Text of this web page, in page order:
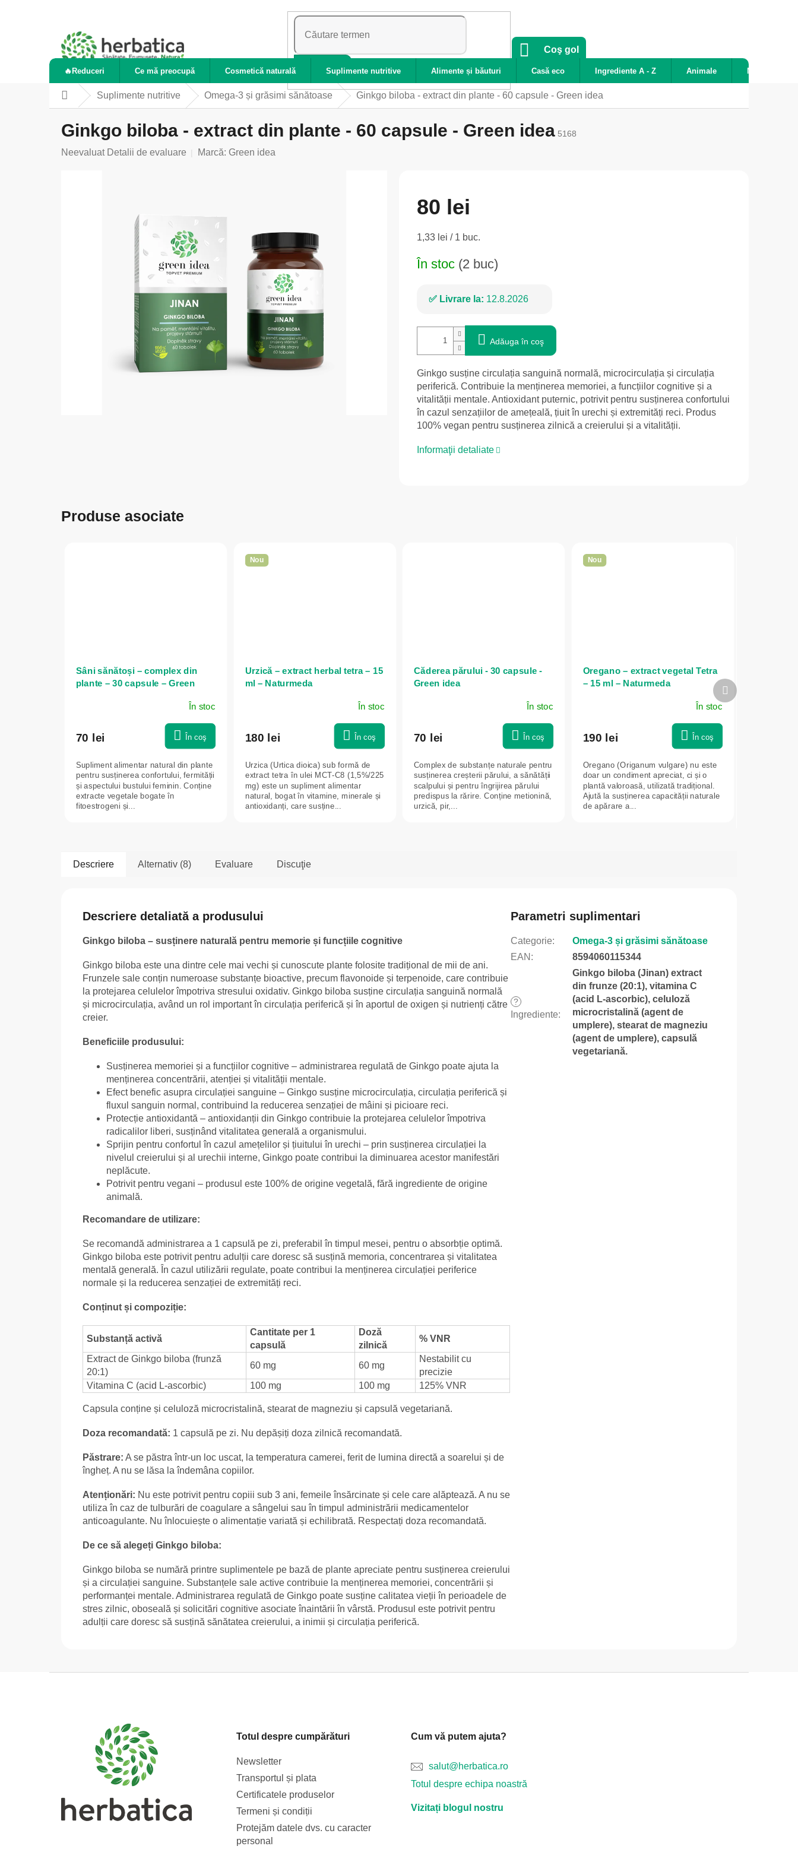
CĂUTARE
COŞ
CUMPĂRĂTURI
Coş gol
🔥Reduceri Ce mă preocupă Cosmetică naturală Suplimente nutritive Alimente și băuturi Casă eco Ingrediente A - Z Animale Noutăți
AcasăSuplimente nutritive Omega-3 și grăsimi sănătoase Ginkgo biloba - extract din plante - 60 capsule - Green idea
Ginkgo biloba - extract din plante - 60 capsule - Green idea 5168
Evaluarea
Neevaluat Detalii de evaluare Marcă: Green idea
80 lei
Evaluare
1,33 lei / 1 buc.
În stoc (2 buc)
Livrare la: 12.8.2026
Adăuga în coş
Ginkgo susține circulația sanguină normală, microcirculația și circulația
periferică. Contribuie la menținerea memoriei, a funcțiilor cognitive și a
vitalității mentale. Antioxidant puternic, potrivit pentru susținerea confortului
în cazul senzațiilor de amețeală, țiuit în urechi și extremități reci. Produs
100% vegan pentru susținerea zilnică a creierului și a vitalității.
Informaţii detaliate
Produse asociate
Sâni sănătoși – complex din
plante – 30 capsule – Green
În stoc
70 lei În coş
Supliment alimentar natural din plante
pentru susținerea confortului, fermității
și aspectului bustului feminin. Conține
extracte vegetale bogate în
fitoestrogeni și...
Nou
Urzică – extract herbal tetra – 15
ml – Naturmeda
În stoc
180 lei În coş
Urzica (Urtica dioica) sub formă de
extract tetra în ulei MCT-C8 (1,5%/225
mg) este un supliment alimentar
natural, bogat în vitamine, minerale și
antioxidanți, care susține...
Căderea părului - 30 capsule -
Green idea
În stoc
70 lei În coş
Complex de substanțe naturale pentru
susținerea creșterii părului, a sănătății
scalpului și pentru îngrijirea părului
predispus la rărire. Conține metionină,
urzică, pir,...
Nou
Oregano – extract vegetal Tetra
– 15 ml – Naturmeda
În stoc
190 lei În coş
Oregano (Origanum vulgare) nu este
doar un condiment apreciat, ci și o
plantă valoroasă, utilizată tradițional.
Ajută la susținerea capacității naturale
de apărare a...
Produsul
următor
Descriere Alternativ (8) Evaluare Discuţie
Descriere detaliată a produsului
Ginkgo biloba – susținere naturală pentru memorie și funcțiile cognitive
Ginkgo biloba este una dintre cele mai vechi și cunoscute plante folosite tradițional de mii de ani.
Frunzele sale conțin numeroase substanțe bioactive, precum flavonoide și terpenoide, care contribuie
la protejarea celulelor împotriva stresului oxidativ. Ginkgo biloba susține circulația sanguină normală
și microcirculația, având un rol important în circulația periferică și în aportul de oxigen și nutrienți către
creier.
Beneficiile produsului:
Susținerea memoriei și a funcțiilor cognitive – administrarea regulată de Ginkgo poate ajuta la
menținerea concentrării, atenției și vitalității mentale.
Efect benefic asupra circulației sanguine – Ginkgo susține microcirculația, circulația periferică și
fluxul sanguin normal, contribuind la reducerea senzației de mâini și picioare reci.
Protecție antioxidantă – antioxidanții din Ginkgo contribuie la protejarea celulelor împotriva
radicalilor liberi, susținând vitalitatea generală a organismului.
Sprijin pentru confortul în cazul amețelilor și țiuitului în urechi – prin susținerea circulației la
nivelul creierului și al urechii interne, Ginkgo poate contribui la diminuarea acestor manifestări
neplăcute.
Potrivit pentru vegani – produsul este 100% de origine vegetală, fără ingrediente de origine
animală.
Recomandare de utilizare:
Se recomandă administrarea a 1 capsulă pe zi, preferabil în timpul mesei, pentru o absorbție optimă.
Ginkgo biloba este potrivit pentru adulții care doresc să susțină memoria, concentrarea și vitalitatea
mentală generală. În cazul utilizării regulate, poate contribui la menținerea circulației periferice
normale și la reducerea senzației de extremități reci.
Conținut și compoziție:
Substanță activă
Cantitate per 1
capsulă
Doză
zilnică
% VNR
Extract de Ginkgo biloba (frunză
20:1)
60 mg 60 mg
Nestabilit cu
precizie
Vitamina C (acid L-ascorbic)
100 mg 100 mg 125% VNR
Capsula conține și celuloză microcristalină, stearat de magneziu și capsulă vegetariană.
Doza recomandată: 1 capsulă pe zi. Nu depășiți doza zilnică recomandată.
Păstrare: A se păstra într-un loc uscat, la temperatura camerei, ferit de lumina directă a soarelui și de
îngheț. A nu se lăsa la îndemâna copiilor.
Atenționări: Nu este potrivit pentru copiii sub 3 ani, femeile însărcinate și cele care alăptează. A nu se
utiliza în caz de tulburări de coagulare a sângelui sau în timpul administrării medicamentelor
anticoagulante. Nu înlocuiește o alimentație variată și echilibrată. Respectați doza recomandată.
De ce să alegeți Ginkgo biloba:
Ginkgo biloba se numără printre suplimentele pe bază de plante apreciate pentru susținerea creierului
și a circulației sanguine. Substanțele sale active contribuie la menținerea memoriei, concentrării și
performanței mentale. Administrarea regulată de Ginkgo poate susține calitatea vieții în perioadele de
stres zilnic, oboseală și solicitări cognitive asociate înaintării în vârstă. Produsul este potrivit pentru
adulții care doresc să susțină sănătatea creierului, a inimii și circulația periferică.
Parametri suplimentari
Categorie:
Omega-3 și grăsimi sănătoase
EAN : 8594060115344
?
Ingrediente:
Ginkgo biloba (Jinan) extract
din frunze (20:1), vitamina C
(acid L-ascorbic), celuloză
microcristalină (agent de
umplere), stearat de magneziu
(agent de umplere), capsulă
vegetariană.
Totul despre cumpărături
Newsletter
Transportul și plata
Certificatele produselor
Termeni și condiții
Protejăm datele dvs. cu caracter
personal
Cum vă putem ajuta?
salut@herbatica.ro
Totul despre echipa noastră
Vizitați blogul nostru